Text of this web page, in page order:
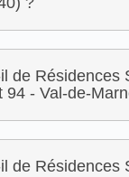
de Résidences
94 - Val-de-
de Résidences